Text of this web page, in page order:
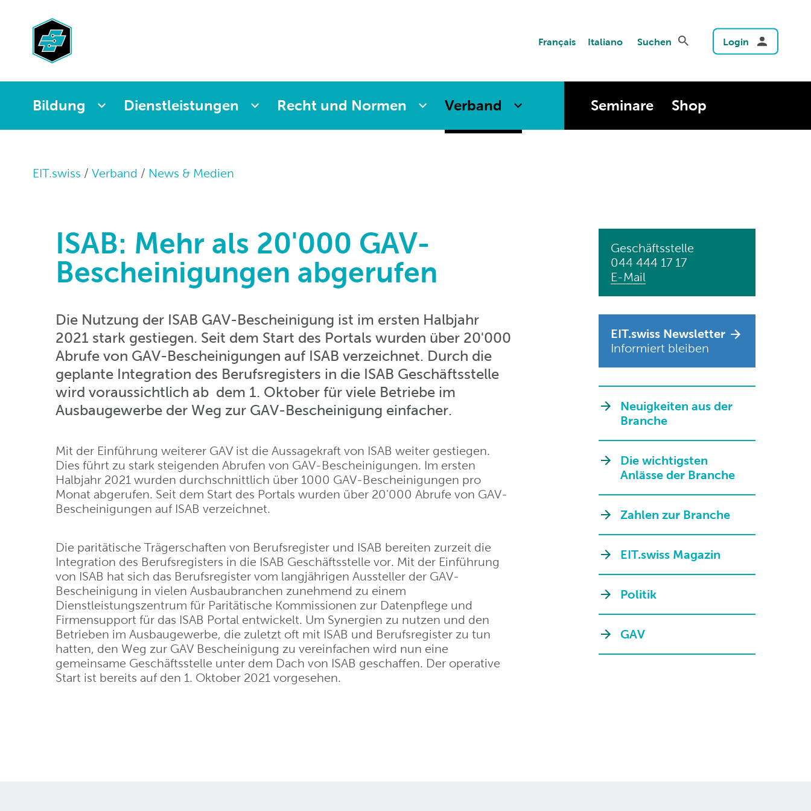
Français Italiano Suchen Login
Bildung Dienstleistungen Recht und Normen Verband Seminare Shop
NIV-Verstösse
Rechts-News
Stellenangebote
Offene
Milizpositionen
EIT.swiss Verband News & Medien
ISAB: Mehr als 20'000 GAV-
Bescheinigungen abgerufen
Die Nutzung der ISAB GAV-Bescheinigung ist im ersten Halbjahr
2021 stark gestiegen. Seit dem Start des Portals wurden über 20'000
Abrufe von GAV-Bescheinigungen auf ISAB verzeichnet. Durch die
geplante Integration des Berufsregisters in die ISAB Geschäftsstelle
wird voraussichtlich ab dem 1. Oktober für viele Betriebe im
Ausbaugewerbe der Weg zur GAV-Bescheinigung einfacher.
Mit der Einführung weiterer GAV ist die Aussagekraft von ISAB weiter gestiegen.
Dies führt zu stark steigenden Abrufen von GAV-Bescheinigungen. Im ersten
Halbjahr 2021 wurden durchschnittlich über 1000 GAV-Bescheinigungen pro
Monat abgerufen. Seit dem Start des Portals wurden über 20'000 Abrufe von GAV-
Bescheinigungen auf ISAB verzeichnet.
Die paritätische Trägerschaften von Berufsregister und ISAB bereiten zurzeit die
Integration des Berufsregisters in die ISAB Geschäftsstelle vor. Mit der Einführung
von ISAB hat sich das Berufsregister vom langjährigen Aussteller der GAV-
Bescheinigung in vielen Ausbaubranchen zunehmend zu einem
Dienstleistungszentrum für Paritätische Kommissionen zur Datenpflege und
Firmensupport für das ISAB Portal entwickelt. Um Synergien zu nutzen und den
Betrieben im Ausbaugewerbe, die zuletzt oft mit ISAB und Berufsregister zu tun
hatten, den Weg zur GAV Bescheinigung zu vereinfachen wird nun eine
gemeinsame Geschäftsstelle unter dem Dach von ISAB geschaffen. Der operative
Start ist bereits auf den 1. Oktober 2021 vorgesehen.
Geschäftsstelle
044 444 17 17
E-Mail
EIT.swiss Newsletter
Informiert bleiben
Neuigkeiten aus der
Branche
Die wichtigsten
Anlässe der Branche
Zahlen zur Branche
EIT.swiss Magazin
Politik
GAV